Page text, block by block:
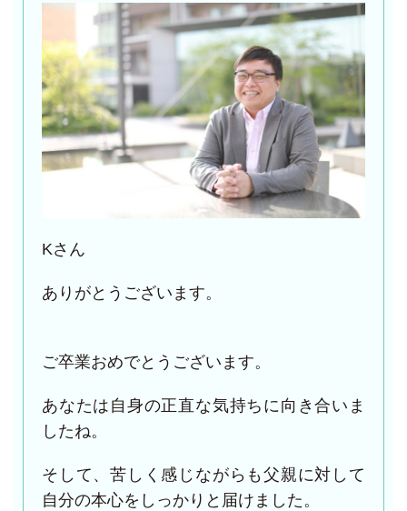
Kさん
ありがとうございます。
ご卒業おめでとうございます。
あなたは自身の正直な気持ちに向き合いま
したね。
そして、苦しく感じながらも父親に対して
自分の本心をしっかりと届けました。